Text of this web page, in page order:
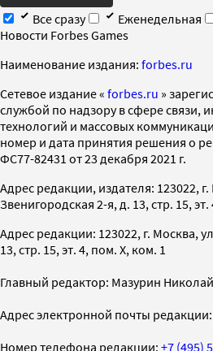
Все сразу
Еженедельная
Новости Forbes Games
Наименование издания: forbes.ru
Cетевое издание « forbes.ru »
службой по надзору в сфере связи,
технологий и массовых
номер и дата принятия решения о
ФС77-82431 от 23 декабря 2021 г.
Адрес редакции, издателя: 123022,
Звенигородская 2-я, д. 13, стр. 15, эт.
Адрес редакции: 123022, г. Москва,
13, стр. 15, эт. 4, пом. X, ком. 1
Главный редактор: Мазурин
Адрес электронной почты редакции:
Номер телефона редакции: +7 (495)